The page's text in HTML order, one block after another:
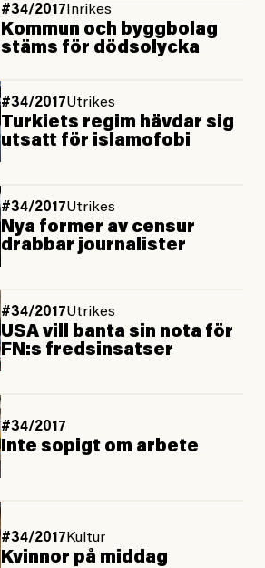
#34/2017 Inrikes
Kommun och byggbolag
stäms för dödsolycka
#34/2017Utrikes
Turkiets regim hävdar sig
utsatt för islamofobi
#34/2017Utrikes
Nya former av censur
drabbar journalister
#34/2017Utrikes
USA vill banta sin nota för
FN:s fredsinsatser
#34/2017
Inte sopigt om arbete
#34/2017 Kultur
Kvinnor på middag